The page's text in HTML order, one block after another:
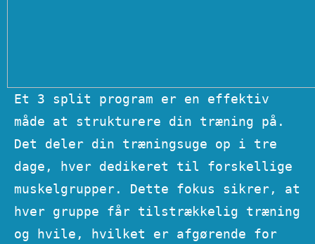
Et 3 split program er en effektiv
måde at strukturere din træning på.
Det deler din træningsuge op i tre
dage, hver dedikeret til forskellige
muskelgrupper. Dette fokus sikrer, at
hver gruppe får tilstrækkelig træning
og hvile, hvilket er afgørende for